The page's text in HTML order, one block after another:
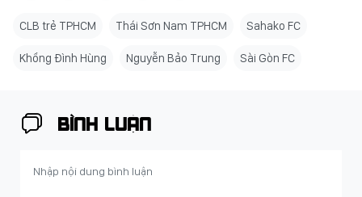
CLB trẻ TPHCM Thái Sơn Nam TPHCM Sahako FC
Khổng Đình Hùng Nguyễn Bảo Trung Sài Gòn FC
BÌNH LUẬN